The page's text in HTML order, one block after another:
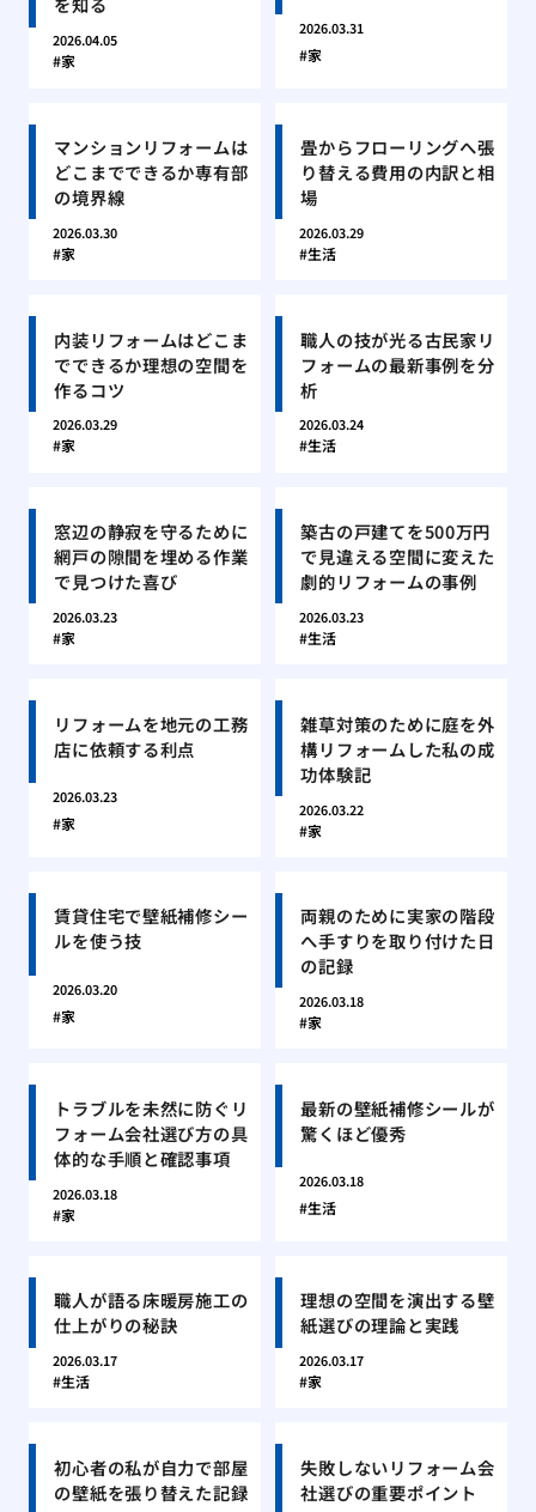
2026.04.05
家
2026.03.31
家
マンションリフォームは
どこまでできるか専有部
の境界線
2026.03.30
家
畳からフローリングへ張
り替える費用の内訳と相
場
2026.03.29
生活
内装リフォームはどこま
でできるか理想の空間を
作るコツ
2026.03.29
家
職人の技が光る古民家リ
フォームの最新事例を分
析
2026.03.24
生活
窓辺の静寂を守るために
網戸の隙間を埋める作業
で見つけた喜び
2026.03.23
家
築古の戸建てを500万円
で見違える空間に変えた
劇的リフォームの事例
2026.03.23
生活
リフォームを地元の工務
店に依頼する利点
2026.03.23
家
雑草対策のために庭を外
構リフォームした私の成
功体験記
2026.03.22
家
賃貸住宅で壁紙補修シー
ルを使う技
2026.03.20
家
両親のために実家の階段
へ手すりを取り付けた日
の記録
2026.03.18
家
トラブルを未然に防ぐリ
フォーム会社選び方の具
体的な手順と確認事項
2026.03.18
家
最新の壁紙補修シールが
驚くほど優秀
2026.03.18
生活
職人が語る床暖房施工の
仕上がりの秘訣
2026.03.17
生活
理想の空間を演出する壁
紙選びの理論と実践
2026.03.17
家
初心者の私が自力で部屋
の壁紙を張り替えた記録
失敗しないリフォーム会
社選びの重要ポイント